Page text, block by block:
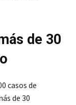
de 30
casos de
de 30